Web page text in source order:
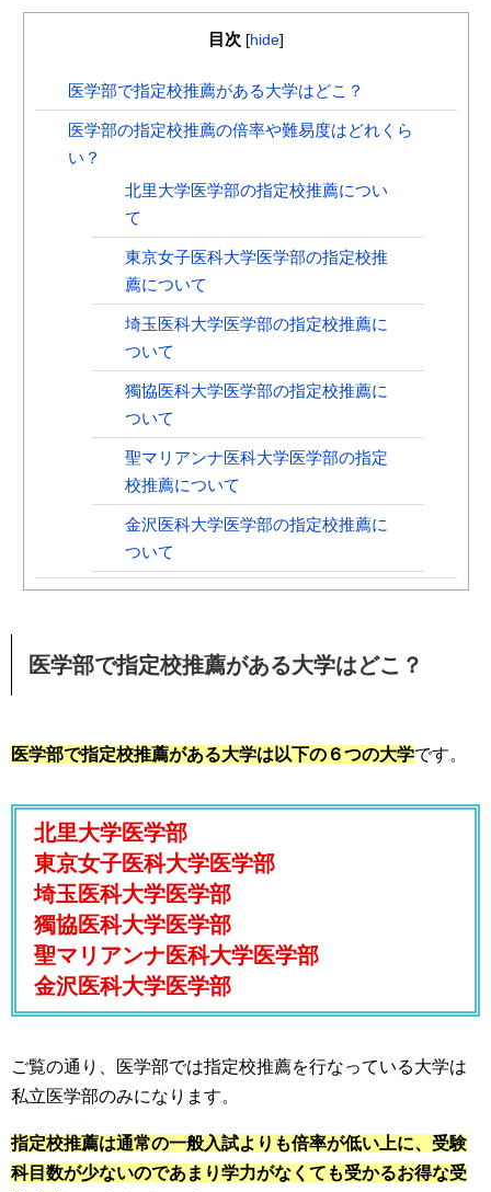
目次 [hide]
医学部で指定校推薦がある大学はどこ？
医学部の指定校推薦の倍率や難易度はどれくら
い？
北里大学医学部の指定校推薦につい
て
東京女子医科大学医学部の指定校推
薦について
埼玉医科大学医学部の指定校推薦に
ついて
獨協医科大学医学部の指定校推薦に
ついて
聖マリアンナ医科大学医学部の指定
校推薦について
金沢医科大学医学部の指定校推薦に
ついて
医学部で指定校推薦がある大学はどこ？
医学部で指定校推薦がある大学は以下の６つの大学です。
北里大学医学部
東京女子医科大学医学部
埼玉医科大学医学部
獨協医科大学医学部
聖マリアンナ医科大学医学部
金沢医科大学医学部
ご覧の通り、医学部では指定校推薦を行なっている大学は
私立医学部のみになります。
指定校推薦は通常の一般入試よりも倍率が低い上に、受験
科目数が少ないのであまり学力がなくても受かるお得な受